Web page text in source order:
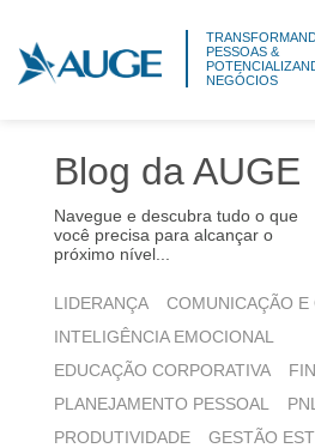
PESSOAS &
NEGÓCIOS
Blog da AUGE
Navegue e descubra tudo o que
você precisa para alcançar o
próximo nível...
LIDERANÇA
COMUNICAÇÃO E
INTELIGÊNCIA EMOCIONAL
EDUCAÇÃO CORPORATIVA
PLANEJAMENTO PESSOAL
PNL
PRODUTIVIDADE
GESTÃO